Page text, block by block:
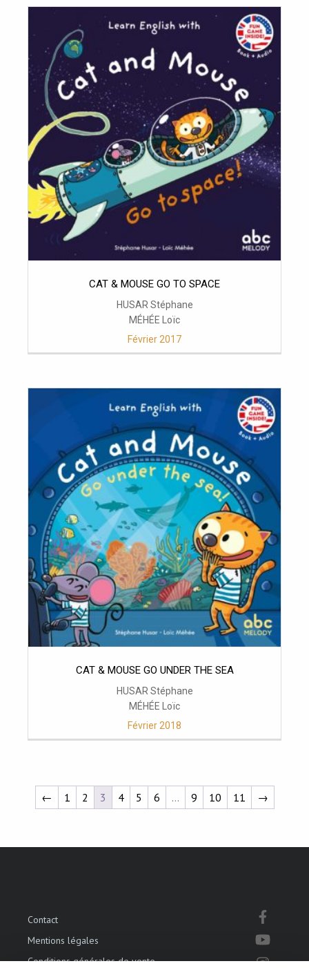
CAT & MOUSE GO TO SPACE
HUSAR Stéphane
MÉHÉE Loïc
Février 2017
CAT & MOUSE GO UNDER THE SEA
HUSAR Stéphane
MÉHÉE Loïc
Février 2018
← 1 2 3 4 5 6 … 9 10 11 →
Contact
Mentions légales
Conditions générales de vente